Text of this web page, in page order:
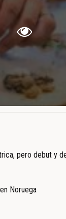
pero debut y
Noruega